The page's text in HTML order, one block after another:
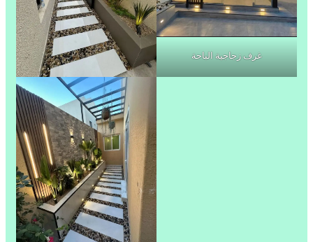
غرف زجاجية الباحة